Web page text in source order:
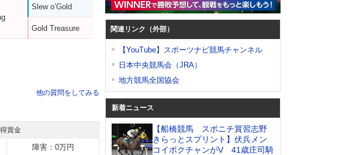
Slew o’Gold
Gold Treasure
他の質問をしてみる
賞金
障害：0万円
関連リンク（外部）
【YouTube】スポーツナビ競馬チャンネル
日本中央競馬会（JRA）
地方競馬全国協会
新着ニュース
【船橋競馬 スポニチ賞習志野
きらっとスプリント】伏兵メン
コイボクチャンがV 41歳庄司騎